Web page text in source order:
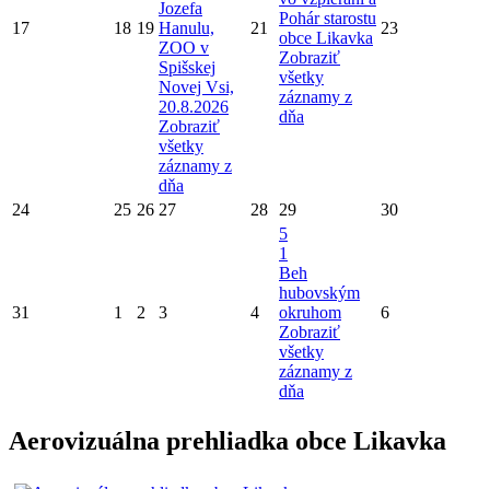
17 18 19
Jozefa
Hanulu,
ZOO v
Spišskej
Novej Vsi,
20.8.2026
Zobraziť
všetky
záznamy z
dňa
21
Pohár starostu
obce Likavka
Zobraziť
všetky
záznamy z
dňa
23
24 25 26 27 28 29 30
31 1 2 3 4
5
1
Beh
hubovským
okruhom
Zobraziť
všetky
záznamy z
dňa
6
Aerovizuálna prehliadka obce Likavka